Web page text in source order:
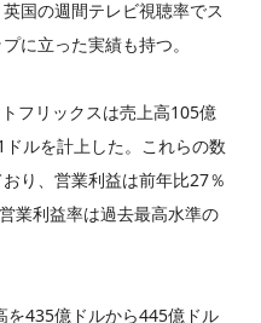
国の週間テレビ視聴率でス
に立った実績も持つ。
フリックスは売上高105億
ルを計上した。これらの数
り、営業利益は前年比27％
業利益率は過去最高水準の
を435億ドルから445億ドル